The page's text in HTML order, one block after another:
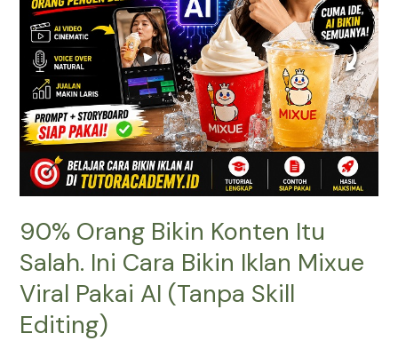
90% Orang Bikin Konten Itu
Salah. Ini Cara Bikin Iklan Mixue
Viral Pakai AI (Tanpa Skill
Editing)
Bikin
Iklan
Mixue
Viral
Pakai
AI
(Tanpa
Skill
Editing)